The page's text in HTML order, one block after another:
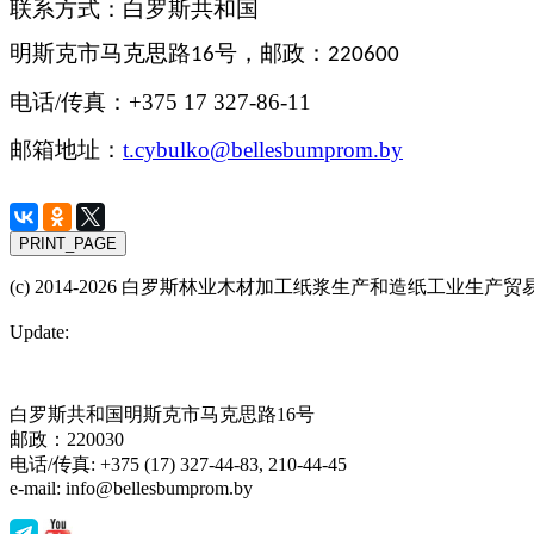
联系方式：白罗斯共和国
明斯克市马克思路16号 ， 邮政 ： 220600
电话/传真 ： +375 17 327-86-11
邮箱地址 ： t.cybulko@bellesbumprom.by
(с) 2014-2026 白罗斯林业木材加工纸浆生产和造纸工业生产贸
Update:
白罗斯共和国明斯克市马克思路16号
邮政：220030
电话/传真: +375 (17) 327-44-83, 210-44-45
e-mail: info@bellesbumprom.by